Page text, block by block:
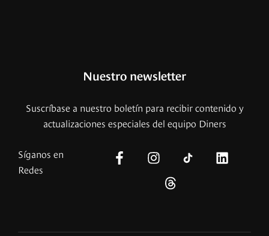
Nuestro newsletter
Suscríbase a nuestro boletín para recibir contenido y
actualizaciones especiales del equipo Diners
Síganos en
Redes